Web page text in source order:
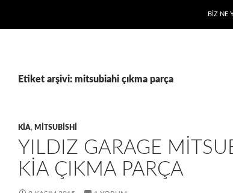
BIZ NE
Etiket arşivi: mitsubiahi çıkma parça
KIA, MITSUBISHI
YILDIZ GARAGE
KIA ÇIKMA PARÇA